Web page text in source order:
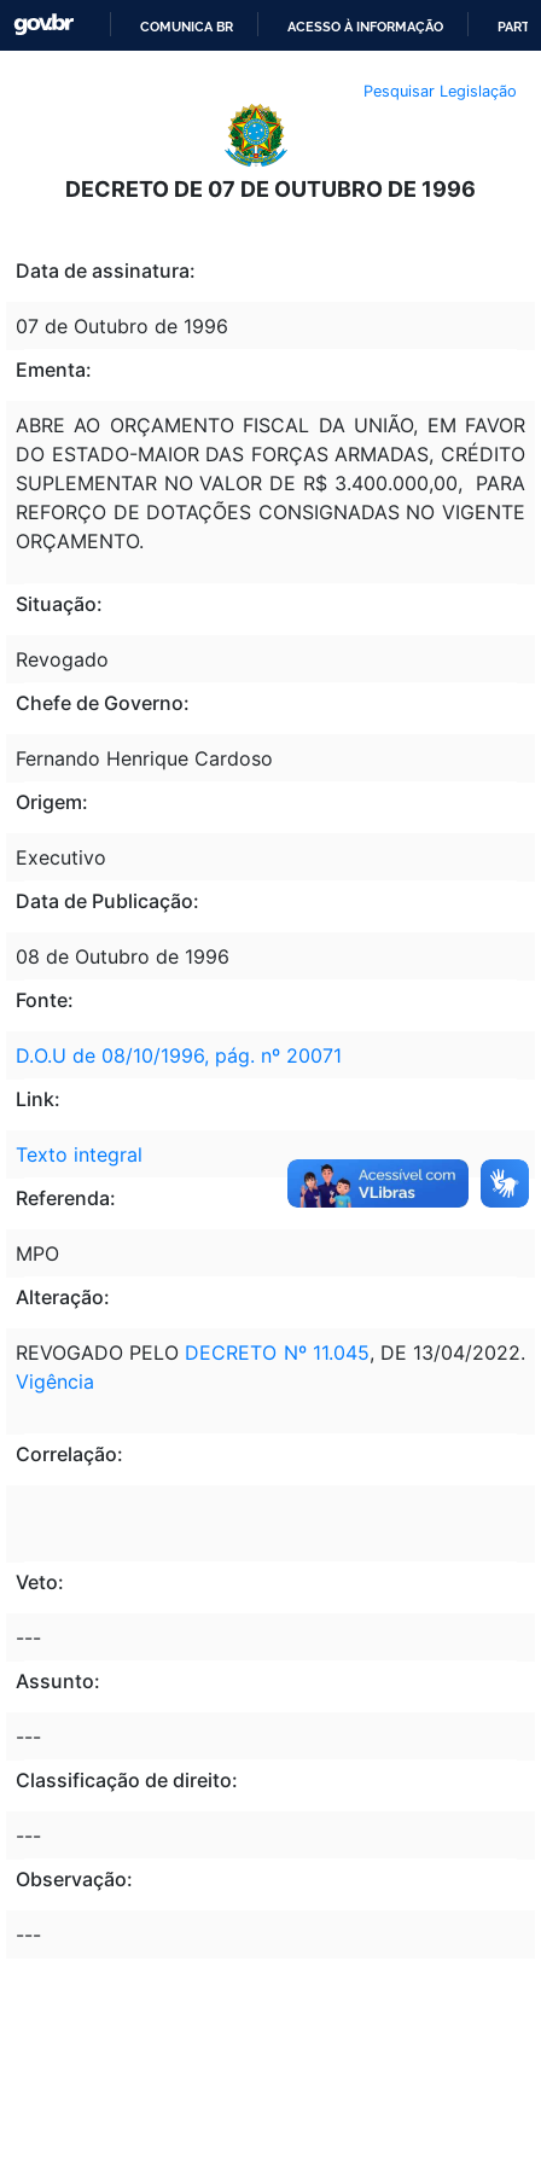
O
CONTEÚDO
COMUNICA BR ACESSO À INFORMAÇÃO
Pesquisar Legislação
DECRETO DE 07 DE OUTUBRO DE 1996
Data de assinatura:
07 de Outubro de 1996
Ementa:
ABRE AO ORÇAMENTO FISCAL DA UNIÃO, EM FAVOR
DO ESTADO-MAIOR DAS FORÇAS ARMADAS, CRÉDITO
SUPLEMENTAR NO VALOR DE R$ 3.400.000,00, PARA
REFORÇO DE DOTAÇÕES CONSIGNADAS NO VIGENTE
ORÇAMENTO.
Situação:
Revogado
Chefe de Governo:
Fernando Henrique Cardoso
Origem:
Executivo
Data de Publicação:
08 de Outubro de 1996
Fonte:
D.O.U de 08/10/1996, pág. nº 20071
Link:
Texto integral
Referenda:
MPO
Alteração:
REVOGADO PELO DECRETO Nº 11.045, DE 13/04/2022.
Vigência
Correlação:
Veto:
---
Assunto:
---
Classificação de direito:
---
Observação:
---